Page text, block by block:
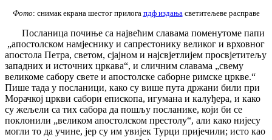
Фото: снимак екрана шестог прилога пдф издањасветитељеве расправе
Посланица почиње са највећим славама поменутоме папи
„апостолском намјеснику и сапрестонику великог и врховног
апостола Петра, светом, сјајном и најсвјетлијем просвјетитељу
западних и источних цркава“, и сличним славама „свему
великоме сабору свете и апостолске саборне римске цркве.“
Пише тада у посланици, како су више пута држани били при
Морачкој цркви сабори епископа, игумана и калуђера, и како
су жељели са тих сабора да пошљу посланике, који би се
поклонили „великом апостолском престолу“, али како нијесу
могли то да учине, јер су им увијек Турци пријечили; исто као